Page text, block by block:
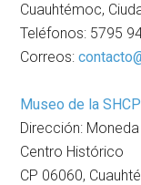
Cuauhtémoc,
Teléfonos: 5795
Correos:
Museo de la SHCP
Dirección:
Centro Histórico
CP 06060,